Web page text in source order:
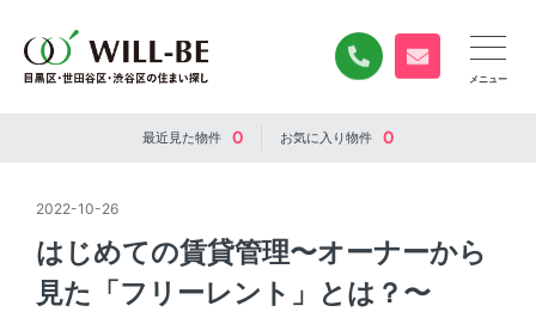
0120-840-834
無料お問い合
最近見た物件 0 お気に入り物件 0
2022-10-26
はじめての賃貸管理〜オーナーから
見た「フリーレント」とは？〜